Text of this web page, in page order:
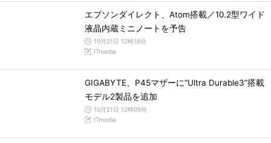
エプソンダイレクト、Atom搭載／10.2型ワイド
液晶内蔵ミニノートを予告
10月21日 12時18分
ITmedia
GIGABYTE、P45マザーに“Ultra Durable3”搭載
モデル2製品を追加
10月21日 12時05分
ITmedia